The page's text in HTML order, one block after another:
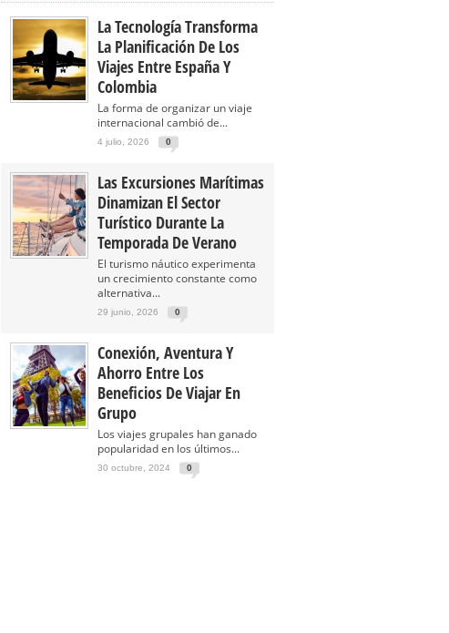
La Tecnología Transforma
La Planificación De Los
Viajes Entre España Y
Colombia
La forma de organizar un viaje
internacional cambió de...
4 julio, 2026 0
Las Excursiones Marítimas
Dinamizan El Sector
Turístico Durante La
Temporada De Verano
El turismo náutico experimenta
un crecimiento constante como
alternativa...
29 junio, 2026 0
Conexión, Aventura Y
Ahorro Entre Los
Beneficios De Viajar En
Grupo
Los viajes grupales han ganado
popularidad en los últimos...
30 octubre, 2024 0